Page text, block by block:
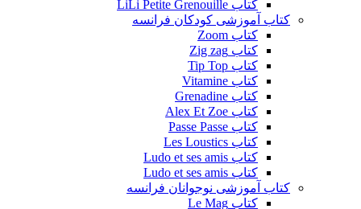
کتاب LiLi Petite Grenouille
کتاب آموزشی کودکان فرانسه
کتاب Zoom
کتاب Zig zag
کتاب Tip Top
کتاب Vitamine
کتاب Grenadine
کتاب Alex Et Zoe
کتاب Passe Passe
کتاب Les Loustics
کتاب Ludo et ses amis
کتاب Ludo et ses amis
کتاب آموزشی نوجوانان فرانسه
کتاب Le Mag